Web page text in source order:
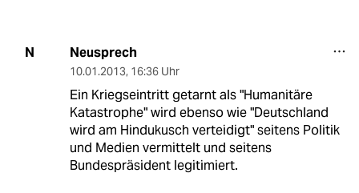
N Neusprech
10.01.2013, 16:36 Uhr
Ein Kriegseintritt getarnt als "Humanitäre
Katastrophe" wird ebenso wie "Deutschland
wird am Hindukusch verteidigt" seitens Politik
und Medien vermittelt und seitens
Bundespräsident legitimiert.